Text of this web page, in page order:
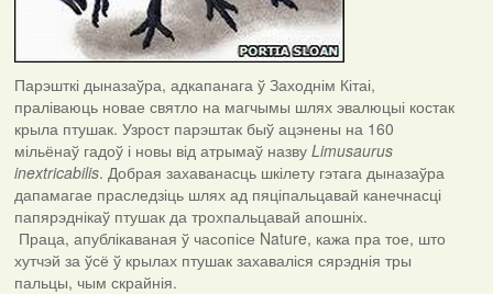
Парэшткі дыназаўра, адкапанага ў Заходнім Кітаі,
праліваюць новае святло на магчымы шлях эвалюцыі костак
крыла птушак. Узрост парэштак быў ацэнены на 160
мільёнаў гадоў і новы від атрымаў назву Limusaurus
inextricabilis. Добрая захаванасць шкілету гэтага дыназаўра
дапамагае праследзіць шлях ад пяціпальцавай канечнасці
папярэднікаў птушак да трохпальцавай апошніх.
Праца, апублікаваная ў часопісе Nature, кажа пра тое, што
хутчэй за ўсё ў крылах птушак захаваліся сярэднія тры
пальцы, чым скрайнія.